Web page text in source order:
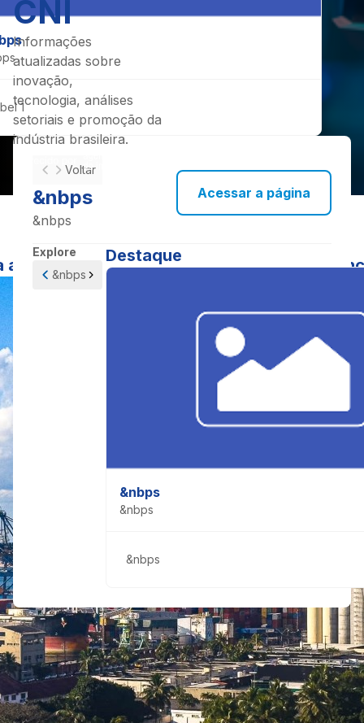
1
Voltar
&nbps
&nbps
Acessar a página
Explore
&nbps
Destaque
&nbps
&nbps
&nbps
CNI
Informações
atualizadas sobre
inovação,
tecnologia, análises
setoriais e promoção da
indústria brasileira.
a presença feminina na alta